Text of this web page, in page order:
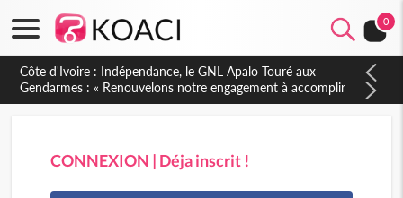
0
CONNEXION | Déja inscrit !